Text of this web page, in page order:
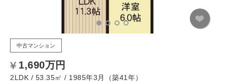
中古マンション
1,690万円
2LDK / 53.35㎡ / 1985年3月（築41年）